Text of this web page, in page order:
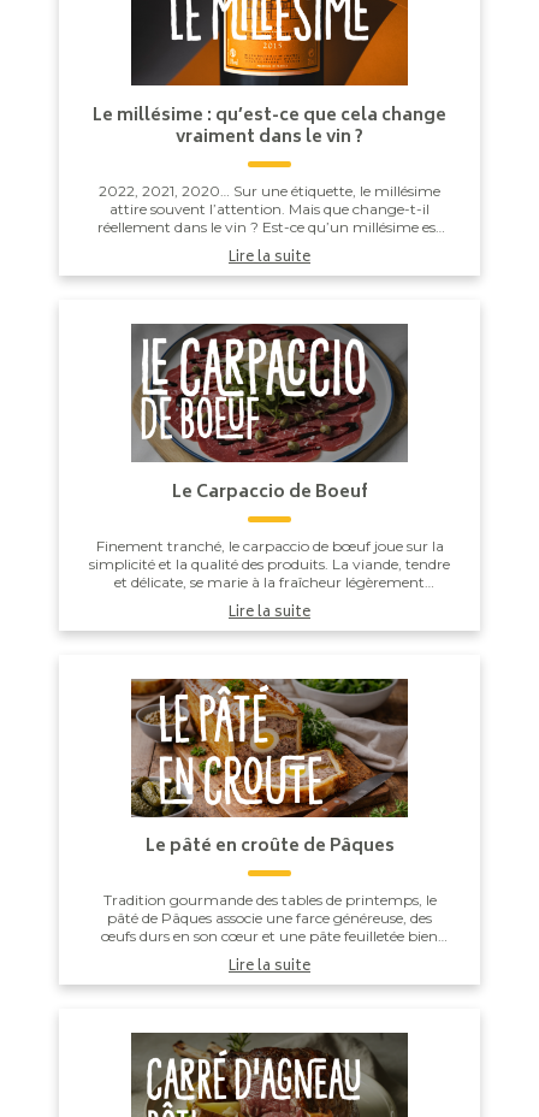
Le millésime : qu’est-ce que cela change
vraiment dans le vin ?
2022, 2021, 2020… Sur une étiquette, le millésime
attire souvent l’attention. Mais que change-t-il
réellement dans le vin ? Est-ce qu’un millésime est
Lire la suite
Le Carpaccio de Boeuf
Finement tranché, le carpaccio de bœuf joue sur la
simplicité et la qualité des produits. La viande, tendre
et délicate, se marie à la fraîcheur légèrement
Lire la suite
Le pâté en croûte de Pâques
Tradition gourmande des tables de printemps, le
pâté de Pâques associe une farce généreuse, des
œufs durs en son cœur et une pâte feuilletée bien
dorée. À déguster légèrement frais, accompagné d’...
Lire la suite